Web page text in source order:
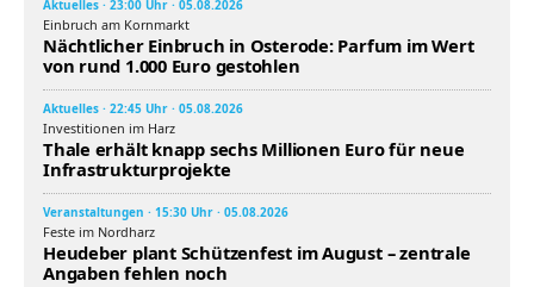
Aktuelles · 23:00 Uhr · 05.08.2026
Einbruch am Kornmarkt
Nächtlicher Einbruch in Osterode: Parfum im Wert
von rund 1.000 Euro gestohlen
Aktuelles · 22:45 Uhr · 05.08.2026
Investitionen im Harz
Thale erhält knapp sechs Millionen Euro für neue
Infrastrukturprojekte
Veranstaltungen · 15:30 Uhr · 05.08.2026
Feste im Nordharz
Heudeber plant Schützenfest im August – zentrale
Angaben fehlen noch